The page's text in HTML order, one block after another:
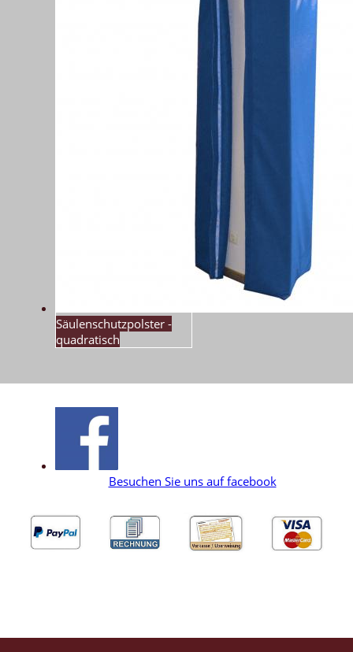
Säulenschutzpolster -
quadratisch
Besuchen Sie uns auf facebook